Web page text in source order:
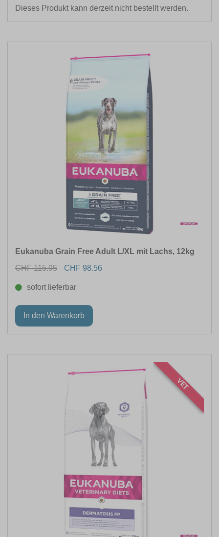
Dieses Produkt kann derzeit nicht bestellt werden.
Eukanuba Grain Free Adult L/XL mit Lachs, 12kg
CHF 115.95
CHF 98.56
sofort lieferbar
VET